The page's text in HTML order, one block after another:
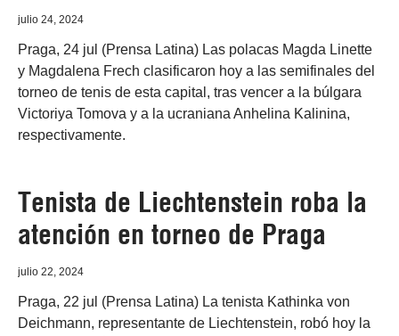
julio 24, 2024
Praga, 24 jul (Prensa Latina) Las polacas Magda Linette
y Magdalena Frech clasificaron hoy a las semifinales del
torneo de tenis de esta capital, tras vencer a la búlgara
Victoriya Tomova y a la ucraniana Anhelina Kalinina,
respectivamente.
Tenista de Liechtenstein roba la
atención en torneo de Praga
julio 22, 2024
Praga, 22 jul (Prensa Latina) La tenista Kathinka von
Deichmann, representante de Liechtenstein, robó hoy la